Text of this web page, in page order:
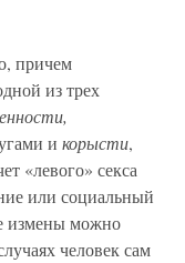
причем
из трех
и корысти,
«левого» секса
или социальный
измены можно
человек сам